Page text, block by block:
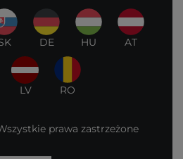
DE HU AT
LV RO
prawa zastrzeżone